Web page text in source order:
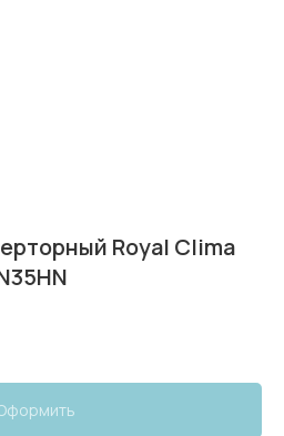
Royal Clima